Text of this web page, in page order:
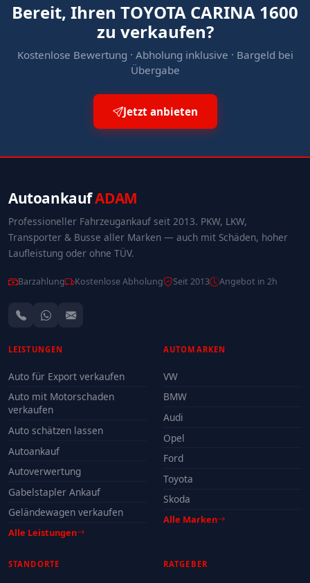
Bereit, Ihren TOYOTA CARINA 1600
zu verkaufen?
Kostenlose Bewertung · Abholung inklusive · Bargeld bei
Übergabe
Jetzt anbieten
AutoankaufADAM
Professioneller Fahrzeugankauf seit 2013. PKW, LKW,
Transporter & Busse aller Marken — auch mit Schäden, hoher
Laufleistung oder ohne TÜV.
Barzahlung Kostenlose Abholung Seit 2013 Angebot in 2h
LEISTUNGEN
Auto für Export verkaufen
Auto mit Motorschaden
verkaufen
Auto schätzen lassen
Autoankauf
Autoverwertung
Gabelstapler Ankauf
Geländewagen verkaufen
Alle Leistungen
AUTOMARKEN
VW
BMW
Audi
Opel
Ford
Toyota
Skoda
Alle Marken
STANDORTE RATGEBER